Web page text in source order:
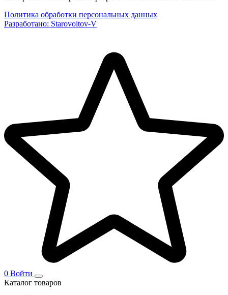
Политика обработки персональных данных
Разработано: Starovoitov-V
0 Войти
Каталог товаров